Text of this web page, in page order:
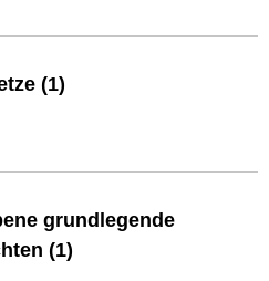
(1)
grundlegende
(1)